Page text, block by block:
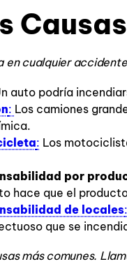
en cualquier
auto podría
: Los camiones
: Los
por
hace que el
de locales:
que se
más comunes.